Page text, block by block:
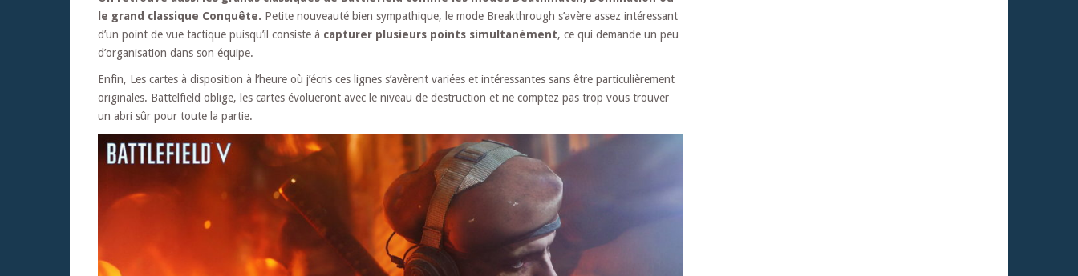
le grand classique Conquête. Petite nouveauté bien sympathique, le mode Breakthrough s’avère assez intéressant
d’un point de vue tactique puisqu’il consiste à capturer plusieurs points simultanément, ce qui demande un peu
d’organisation dans son équipe.
Enfin, Les cartes à disposition à l’heure où j’écris ces lignes s’avèrent variées et intéressantes sans être particulièrement
originales. Battelfield oblige, les cartes évolueront avec le niveau de destruction et ne comptez pas trop vous trouver
un abri sûr pour toute la partie.